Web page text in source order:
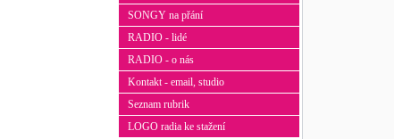
SONGY na přání
RADIO - lidé
RADIO - o nás
Kontakt - email, studio
Seznam rubrik
LOGO radia ke stažení